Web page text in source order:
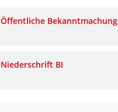
Öffentliche Bekanntmachung
Niederschrift BI